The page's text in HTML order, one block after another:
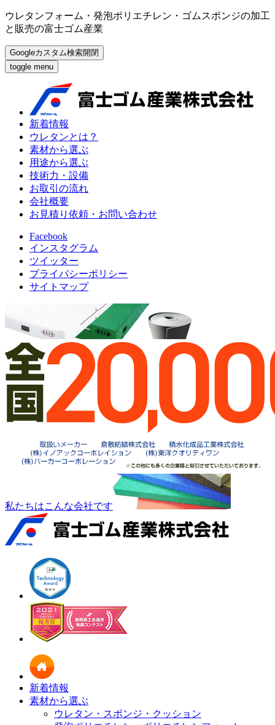
ウレタンフォーム・発泡ポリエチレン・ゴムスポンジの加工
と販売の富士ゴム産業
Googleカスタム検索開閉
toggle menu
新着情報
ウレタンとは？
素材から選ぶ
用途から選ぶ
技術力・設備
お取引の流れ
会社概要
お見積り依頼・お問い合わせ
Facebook
インスタグラム
ツイッター
プライバシーポリシー
サイトマップ
私たちはこんな会社です
新着情報
素材から選ぶ
ウレタン・スポンジ・クッション